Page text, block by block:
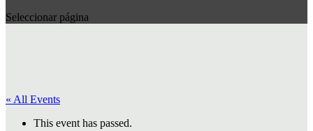
Seleccionar página
« All Events
This event has passed.